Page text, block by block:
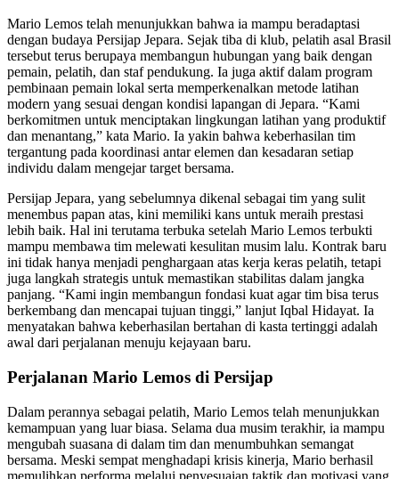
Mario Lemos telah menunjukkan bahwa ia mampu beradaptasi
dengan budaya Persijap Jepara. Sejak tiba di klub, pelatih asal Brasil
tersebut terus berupaya membangun hubungan yang baik dengan
pemain, pelatih, dan staf pendukung. Ia juga aktif dalam program
pembinaan pemain lokal serta memperkenalkan metode latihan
modern yang sesuai dengan kondisi lapangan di Jepara. “Kami
berkomitmen untuk menciptakan lingkungan latihan yang produktif
dan menantang,” kata Mario. Ia yakin bahwa keberhasilan tim
tergantung pada koordinasi antar elemen dan kesadaran setiap
individu dalam mengejar target bersama.
Persijap Jepara, yang sebelumnya dikenal sebagai tim yang sulit
menembus papan atas, kini memiliki kans untuk meraih prestasi
lebih baik. Hal ini terutama terbuka setelah Mario Lemos terbukti
mampu membawa tim melewati kesulitan musim lalu. Kontrak baru
ini tidak hanya menjadi penghargaan atas kerja keras pelatih, tetapi
juga langkah strategis untuk memastikan stabilitas dalam jangka
panjang. “Kami ingin membangun fondasi kuat agar tim bisa terus
berkembang dan mencapai tujuan tinggi,” lanjut Iqbal Hidayat. Ia
menyatakan bahwa keberhasilan bertahan di kasta tertinggi adalah
awal dari perjalanan menuju kejayaan baru.
Perjalanan Mario Lemos di Persijap
Dalam perannya sebagai pelatih, Mario Lemos telah menunjukkan
kemampuan yang luar biasa. Selama dua musim terakhir, ia mampu
mengubah suasana di dalam tim dan menumbuhkan semangat
bersama. Meski sempat menghadapi krisis kinerja, Mario berhasil
memulihkan performa melalui penyesuaian taktik dan motivasi yang